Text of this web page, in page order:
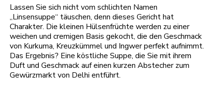
Lassen Sie sich nicht vom schlichten Namen
„Linsensuppe“ täuschen, denn dieses Gericht hat
Charakter. Die kleinen Hülsenfrüchte werden zu einer
weichen und cremigen Basis gekocht, die den Geschmack
von Kurkuma, Kreuzkümmel und Ingwer perfekt aufnimmt.
Das Ergebnis? Eine köstliche Suppe, die Sie mit ihrem
Duft und Geschmack auf einen kurzen Abstecher zum
Gewürzmarkt von Delhi entführt.